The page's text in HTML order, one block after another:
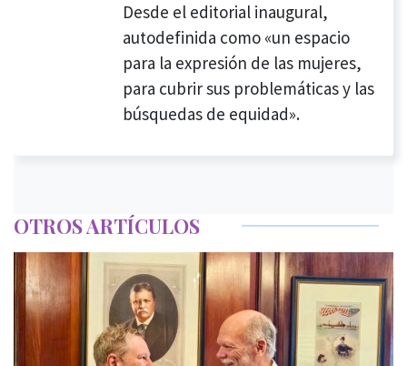
Desde el editorial inaugural,
autodefinida como «un espacio
para la expresión de las mujeres,
para cubrir sus problemáticas y las
búsquedas de equidad».
OTROS ARTÍCULOS